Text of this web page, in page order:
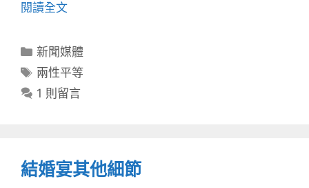
閱讀全文
分
類
新聞媒體
標
籤
兩性平等
1 則留言
結婚宴其他細節